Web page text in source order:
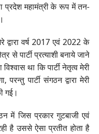
महामंत्री के रूप में तन-
द्वारा वर्ष 2017 एवं 2022 के
से पार्टी प्रत्याशी बनाये जाने
था कि पार्टी नेतृत्व मेरी
पार्टी संगठन द्वारा मेरी
गई।
में जिस प्रकार गुटबाजी एवं
है उससे ऐसा प्रतीत होता है